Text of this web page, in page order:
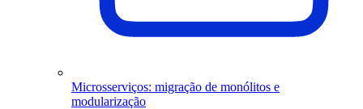
Microsserviços: migração de monólitos e
modularização